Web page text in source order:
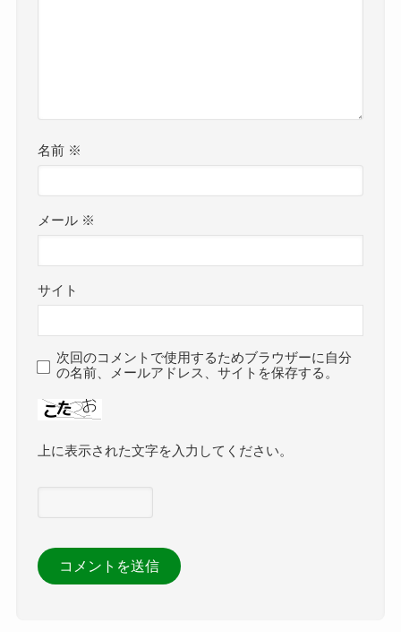
名前 ※
メール ※
サイト
次回のコメントで使用するためブラウザーに自分
の名前、メールアドレス、サイトを保存する。
上に表示された文字を入力してください。